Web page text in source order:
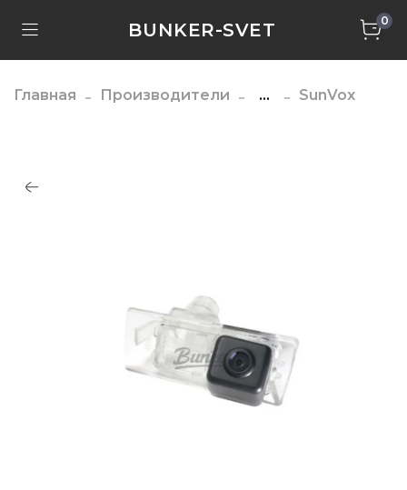
BUNKER-SVET 0
Главная Производители ... SunVox